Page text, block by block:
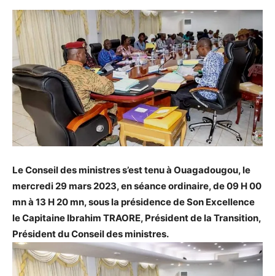
Le Conseil des ministres s’est tenu à Ouagadougou, le
mercredi 29 mars 2023, en séance ordinaire, de 09 H 00
mn à 13 H 20 mn, sous la présidence de Son Excellence
le Capitaine Ibrahim TRAORE, Président de la Transition,
Président du Conseil des ministres.